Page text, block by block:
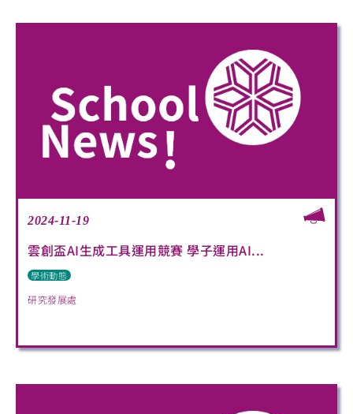
2024-11-19
雲創盃AI生成工具運用競賽 學子運用AI...
學術動態
研究發展處